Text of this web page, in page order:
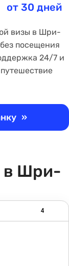
от 30 дней
визы в Шри-
посещения
24/7 и
»
в Шри-
4